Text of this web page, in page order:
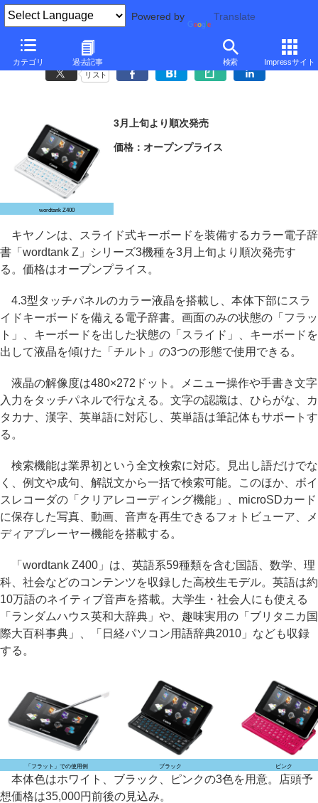
Powered by Translate
カテゴリ 過去記事 検索 Impressサイト
キヤノン、スライドキーボード&タッチパネルの電子辞書
リスト
wordtank Z400
3月上旬より順次発売
価格：オープンプライス
キヤノンは、スライド式キーボードを装備するカラー電子辞
書「wordtank Z」シリーズ3機種を3月上旬より順次発売す
る。価格はオープンプライス。
4.3型タッチパネルのカラー液晶を搭載し、本体下部にスラ
イドキーボードを備える電子辞書。画面のみの状態の「フラッ
ト」、キーボードを出した状態の「スライド」、キーボードを
出して液晶を傾けた「チルト」の3つの形態で使用できる。
液晶の解像度は480×272ドット。メニュー操作や手書き文字
入力をタッチパネルで行なえる。文字の認識は、ひらがな、カ
タカナ、漢字、英単語に対応し、英単語は筆記体もサポートす
る。
検索機能は業界初という全文検索に対応。見出し語だけでな
く、例文や成句、解説文から一括で検索可能。このほか、ボイ
スレコーダの「クリアレコーディング機能」、microSDカード
に保存した写真、動画、音声を再生できるフォトビューア、メ
ディアプレーヤー機能を搭載する。
「wordtank Z400」は、英語系59種類を含む国語、数学、理
科、社会などのコンテンツを収録した高校生モデル。英語は約
10万語のネイティブ音声を搭載。大学生・社会人にも使える
「ランダムハウス英和大辞典」や、趣味実用の「ブリタニカ国
際大百科事典」、「日経パソコン用語辞典2010」なども収録
する。
「フラット」での使用例 ブラック ピンク
本体色はホワイト、ブラック、ピンクの3色を用意。店頭予
想価格は35,000円前後の見込み。